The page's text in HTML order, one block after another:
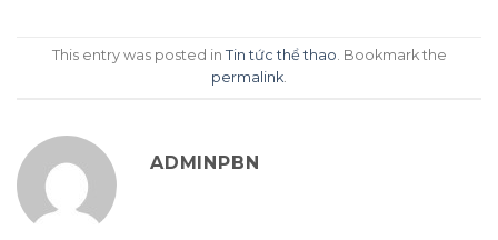
This entry was posted in Tin tức thể thao. Bookmark the
permalink.
ADMINPBN